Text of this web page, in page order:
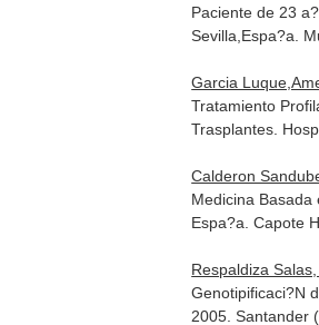
Paciente de 23
Sevilla,Espa?a.
Garcia
Tratamiento
Trasplantes.
Calderon
Medicina Basada
Espa?a. Capote
Respaldiza
Genotipificaci?N
2005 .